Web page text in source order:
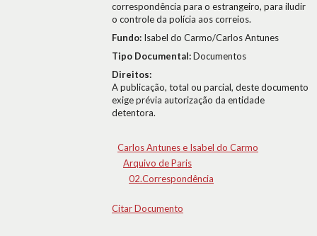
correspondência para o estrangeiro, para iludir
o controle da polícia aos correios.
Fundo: Isabel do Carmo/Carlos Antunes
Tipo Documental:Documentos
Direitos:
A publicação, total ou parcial, deste documento
exige prévia autorização da entidade
detentora.
Carlos Antunes e Isabel do Carmo
Arquivo de Paris
02.Correspondência
Citar Documento